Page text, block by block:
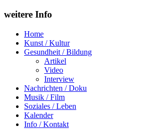
weitere Info
Home
Kunst / Kultur
Gesundheit / Bildung
Artikel
Video
Interview
Nachrichten / Doku
Musik / Film
Soziales / Leben
Kalender
Info / Kontakt